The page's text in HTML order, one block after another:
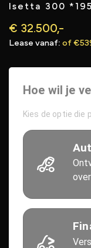
Isetta 300
€ 32.500,-
Lease vanaf: of